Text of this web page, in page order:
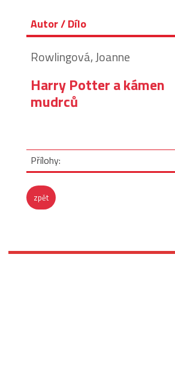
Autor / Dílo
Rowlingová, Joanne
Harry Potter a kámen
mudrců
Přílohy:
zpět